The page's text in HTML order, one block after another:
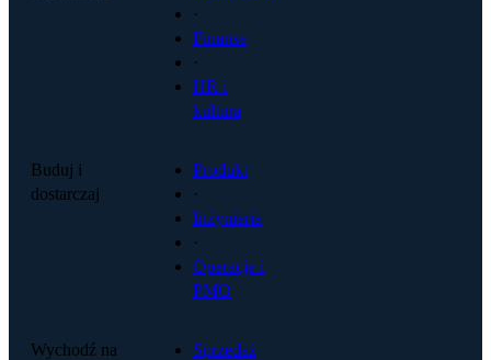
·
Finanse
·
HR i
kultura
Buduj i
dostarczaj
Produkt
·
Inżynieria
·
Operacje i
PMO
Wychodź na
Sprzedaż